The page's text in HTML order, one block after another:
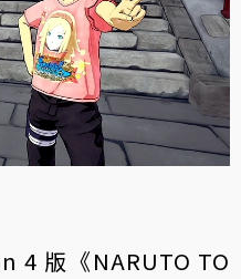
4 版《NARUTO TO